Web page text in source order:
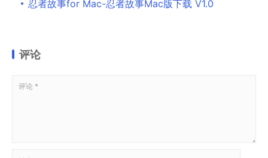
忍者故事for Mac-忍者故事Mac版下载 V1.0
评论